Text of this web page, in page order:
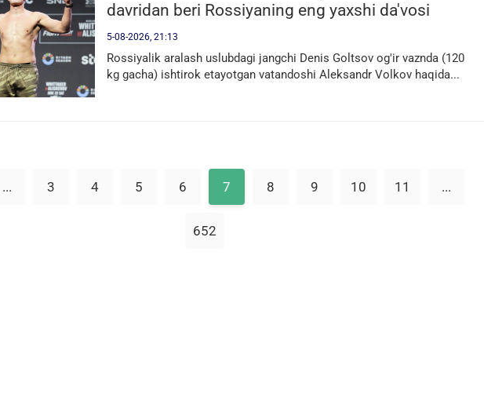
davridan beri Rossiyaning eng yaxshi da'vosi
ekanligini tushuntirdi
5-08-2026, 21:13
Rossiyalik aralash uslubdagi jangchi Denis Goltsov og'ir vaznda (120
kg gacha) ishtirok etayotgan vatandoshi Aleksandr Volkov haqida...
... 3 4 5 6 7 8 9 10 11 ...
652